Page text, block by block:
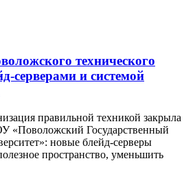
технического
серверами и системой
правильной техникой закрыла
«Поволожский Государственный
новые блейд-серверы
пространство, уменьшить